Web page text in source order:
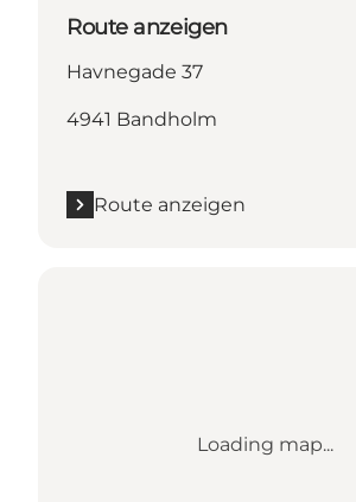
Route anzeigen
Havnegade 37
4941 Bandholm
Route anzeigen
Loading map...